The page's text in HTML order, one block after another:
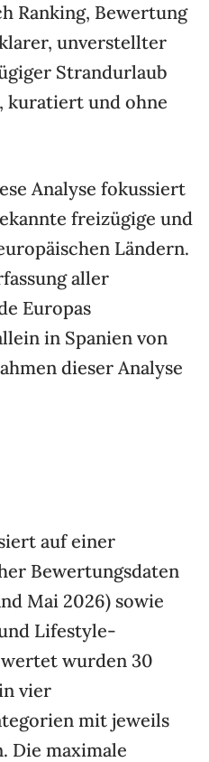
Ranking, Bewertung
unverstellter
Strandurlaub
und ohne
Analyse fokussiert
freizügige und
Ländern.
aller
Europas
in Spanien von
dieser Analyse
auf einer
Bewertungsdaten
Mai 2026) sowie
Lifestyle-
wurden 30
vier
mit jeweils
Die maximale